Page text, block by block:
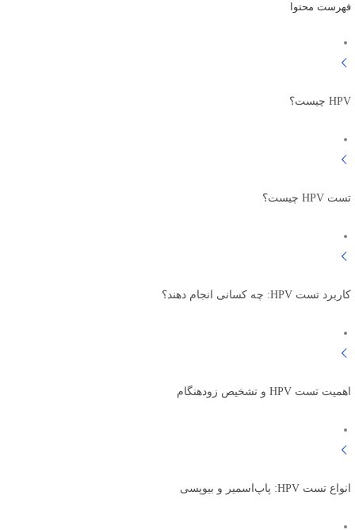
فهرست محتوا
HPV چیست؟
تست HPV چیست؟
کاربرد تست HPV: چه کسانی انجام دهند؟
اهمیت تست HPV و تشخیص زودهنگام
انواع تست HPV: پاپ‌اسمیر و بیوپسی